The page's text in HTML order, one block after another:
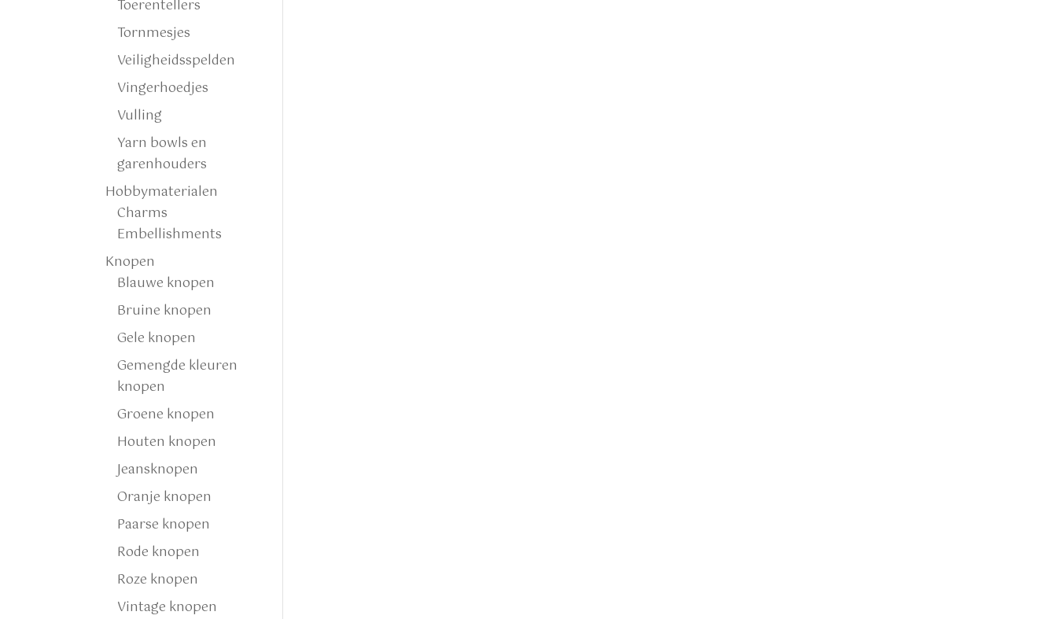
Toerentellers
Tornmesjes
Veiligheidsspelden
Vingerhoedjes
Vulling
Yarn bowls en
garenhouders
Hobbymaterialen
Charms
Embellishments
Knopen
Blauwe knopen
Bruine knopen
Gele knopen
Gemengde kleuren
knopen
Groene knopen
Houten knopen
Jeansknopen
Oranje knopen
Paarse knopen
Rode knopen
Roze knopen
Vintage knopen